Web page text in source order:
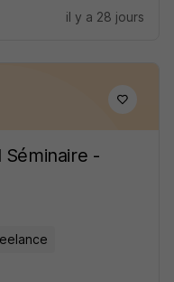
il y a 28 jours
-